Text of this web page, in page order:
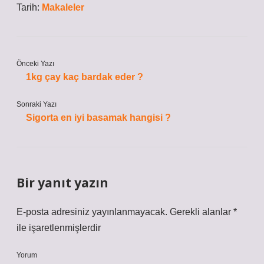
Tarih: Makaleler
Önceki Yazı
1kg çay kaç bardak eder ?
Sonraki Yazı
Sigorta en iyi basamak hangisi ?
Bir yanıt yazın
E-posta adresiniz yayınlanmayacak. Gerekli alanlar *
ile işaretlenmişlerdir
Yorum